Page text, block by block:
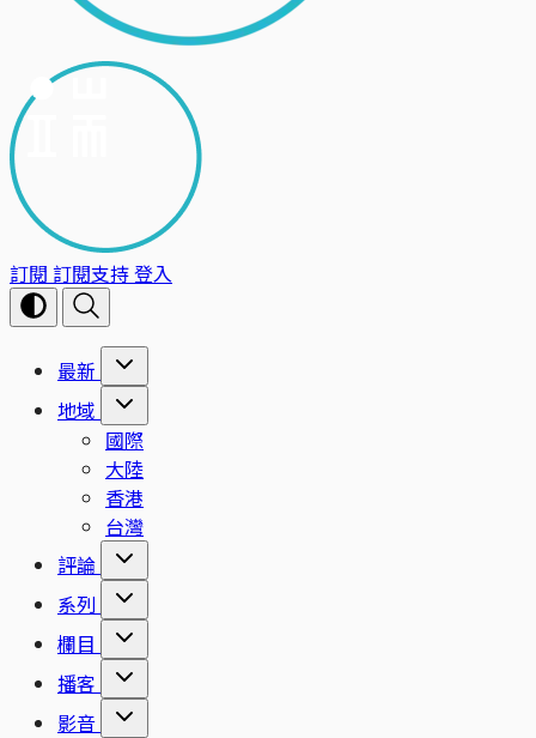
訂閱 訂閱支持登入
最新
地域
國際
大陸
香港
台灣
評論
系列
欄目
播客
影音